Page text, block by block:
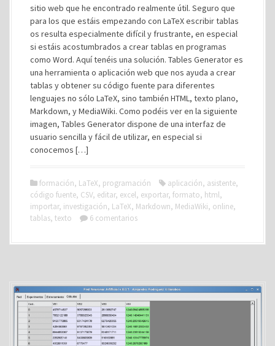
sitio web que he encontrado realmente útil. Seguro que
para los que estáis empezando con LaTeX escribir tablas
os resulta especialmente difícil y frustrante, en especial
si estáis acostumbrados a crear tablas en programas
como Word. Aquí tenéis una solución. Tables Generator es
una herramienta o aplicación web que nos ayuda a crear
tablas y obtener su código fuente para diferentes
lenguajes no sólo LaTeX, sino también HTML, texto plano,
Markdown, y MediaWiki. Como podéis ver en la siguiente
imagen, Tables Generator dispone de una interfaz de
usuario sencilla y fácil de utilizar, en especial si
conocemos […]
formación, LaTeX, programación aplicación, asistente,
código fuente, CSV, editar, excel, exportar, formato, html,
importar, investigación, LaTeX, Markdown, MediaWiki, online,
tablas, texto 6 comentarios